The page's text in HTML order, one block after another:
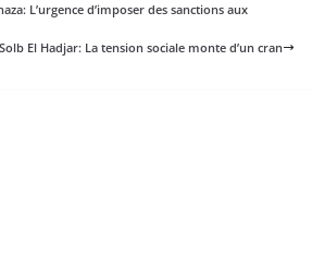
L’urgence d’imposer des sanctions aux
El Hadjar: La tension sociale monte d’un cran